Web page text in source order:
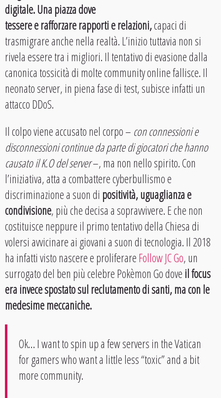
digitale. Una piazza dove
tessere e rafforzare rapporti e relazioni,capaci di
trasmigrare anche nella realtà. L’inizio tuttavia non si
rivela essere tra i migliori. Il tentativo di evasione dalla
canonica tossicità di molte community online fallisce. Il
neonato server, in piena fase di test, subisce infatti un
attacco DDoS.
Il colpo viene accusato nel corpo – con connessioni e
disconnessioni continue da parte di giocatori che hanno
causato il K.O del server–, ma non nello spirito. Con
l’iniziativa, atta a combattere cyberbullismo e
discriminazione a suon di positività, uguaglianza e
condivisione, più che decisa a sopravvivere. E che non
costituisce neppure il primo tentativo della Chiesa di
volersi avvicinare ai giovani a suon di tecnologia. Il 2018
ha infatti visto nascere e proliferareFollow JC Go, un
surrogato del ben più celebre Pokèmon Go doveil focus
era invece spostato sul reclutamento di santi, ma con le
medesime meccaniche.
Ok… I want to spin up a few servers in the Vatican
for gamers who want a little less “toxic” and a bit
more community.